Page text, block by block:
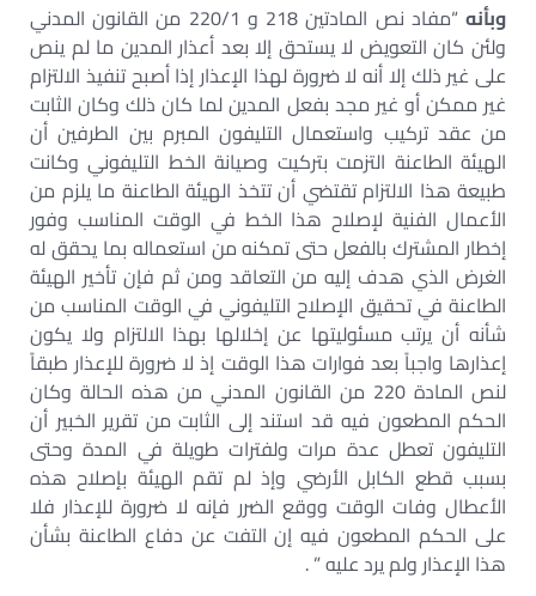
وبأنه
“مفاد نص المادتين 218 و 220/1 من القانون المدني
ولئن كان التعويض لا يستحق إلا بعد أعذار المدين ما لم ينص
على غير ذلك إلا أنه لا ضرورة لهذا الإعذار إذا أصبح تنفيذ الالتزام
غير ممكن أو غير مجد بفعل المدين لما كان ذلك وكان الثابت
من عقد تركيب واستعمال التليفون المبرم بين الطرفين أن
الهيئة الطاعنة التزمت بتركيت وصيانة الخط التليفوني وكانت
طبيعة هذا الالتزام تقتضي أن تتخذ الهيئة الطاعنة ما يلزم من
الأعمال الفنية لإصلاح هذا الخط في الوقت المناسب وفور
إخطار المشترك بالفعل حتى تمكنه من استعماله بما يحقق له
الغرض الذي هدف إليه من التعاقد ومن ثم فإن تأخير الهيئة
الطاعنة في تحقيق الإصلاح التليفوني في الوقت المناسب من
شأنه أن يرتب مسئوليتها عن إخلالها بهذا الالتزام ولا يكون
إعذارها واجباً بعد فوارات هذا الوقت إذ لا ضرورة للإعذار طبقاً
لنص المادة 220 من القانون المدني من هذه الحالة وكان
الحكم المطعون فيه قد استند إلى الثابت من تقرير الخبير أن
التليفون تعطل عدة مرات ولفترات طويلة في المدة وحتى
بسبب قطع الكابل الأرضي وإذ لم تقم الهيئة بإصلاح هذه
الأعطال وفات الوقت ووقع الضرر فإنه لا ضرورة للإعذار فلا
على الحكم المطعون فيه إن التفت عن دفاع الطاعنة بشأن
هذا الإعذار ولم يرد عليه ” .